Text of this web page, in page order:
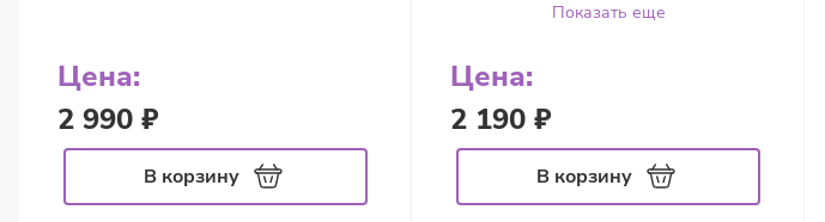
Цена:
2 990 ₽
В корзину
Показать еще
Цена:
2 190 ₽
В корзину